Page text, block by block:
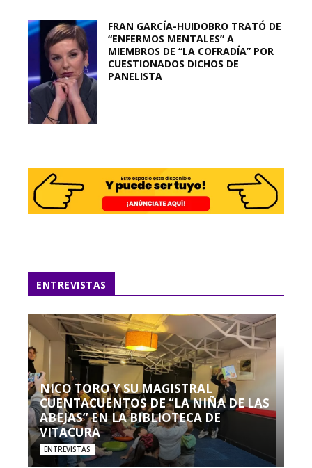
FRAN GARCÍA-HUIDOBRO TRATÓ DE
“ENFERMOS MENTALES” A
MIEMBROS DE “LA COFRADÍA” POR
CUESTIONADOS DICHOS DE
PANELISTA
ENTREVISTAS
NICO TORO Y SU MAGISTRAL
CUENTACUENTOS DE “LA NIÑA DE LAS
ABEJAS” EN LA BIBLIOTECA DE
VITACURA
ENTREVISTAS